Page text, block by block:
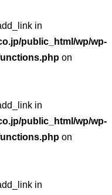
in
public_html/wp/wp-
on
in
public_html/wp/wp-
on
in